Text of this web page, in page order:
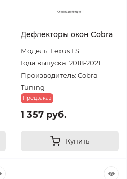
Дефлекторы окон Cobra
Модель: Lexus LS
Года выпуска: 2018-2021
Производитель: Cobra
Tuning
Предзаказ
1 357 руб.
Купить